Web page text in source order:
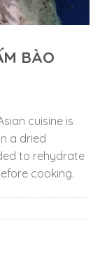
BÀO
cuisine is
a dried
to rehydrate
cooking.